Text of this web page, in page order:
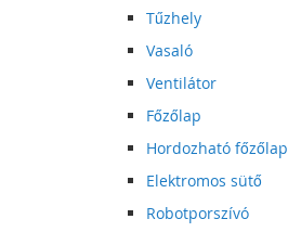
Tűzhely
Vasaló
Ventilátor
Főzőlap
Hordozható főzőlap
Elektromos sütő
Robotporszívó